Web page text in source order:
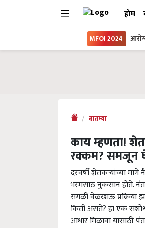
होम
MFOI 2024
बातम्या
काय म्हणता!
रक्कम? समजून
दरवर्षी शेतकऱ्यांच्या
भरमसाठ नुकसान होते.
सगळी वेळखाऊ प्रक्रिया
किती असते? हा एक
आधार मिळावा यासाठी